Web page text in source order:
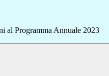
al Programma Annuale 2023